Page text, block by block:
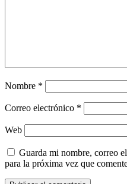
Nombre *
Correo electrónico *
Web
Guarda mi nombre, correo
para la próxima vez que